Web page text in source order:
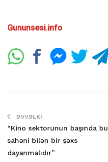
Gununsesi.info
ƏVVƏLKI
“Kino sektorunun başında bu
sahəni bilən bir şəxs
dayanmalıdır”